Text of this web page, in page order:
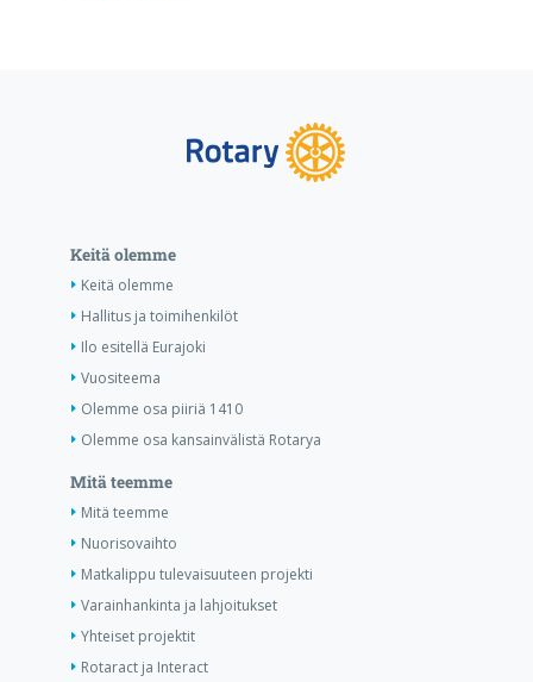
Keitä olemme
Keitä olemme
Hallitus ja toimihenkilöt
Ilo esitellä Eurajoki
Vuositeema
Olemme osa piiriä 1410
Olemme osa kansainvälistä Rotarya
Mitä teemme
Mitä teemme
Nuorisovaihto
Matkalippu tulevaisuuteen projekti
Varainhankinta ja lahjoitukset
Yhteiset projektit
Rotaract ja Interact